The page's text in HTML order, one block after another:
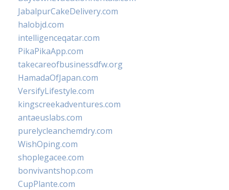
JabalpurCakeDelivery.com
halobjd.com
intelligenceqatar.com
PikaPikaApp.com
takecareofbusinessdfw.org
HamadaOfJapan.com
VersifyLifestyle.com
kingscreekadventures.com
antaeuslabs.com
purelycleanchemdry.com
WishOping.com
shoplegacee.com
bonvivantshop.com
CupPlante.com